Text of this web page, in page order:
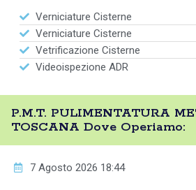
Verniciature Cisterne
Verniciature Cisterne
Vetrificazione Cisterne
Videoispezione ADR
P.M.T. PULIMENTATURA
TOSCANA Dove Operiamo:
7 Agosto 2026 18:44